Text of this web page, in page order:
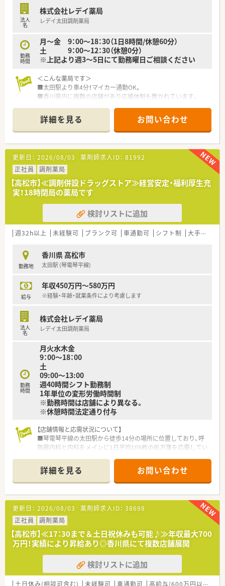
■会社が指定するe-ラーニングの受講費用は全額負担するなど、
スタッフのスキルアップを積極的に支援します。
■地域支援体制加算を取得しており、地域住民の健康を多角的に
法人
名
株式会社レデイ薬局
レデイ太田調剤薬局
勤務
時間
月～金 9：00～18：30（1日8時間/休憩60分）
土 9：00～12：30（休憩0分）
※上記より週3～5日にて勤務曜日ご相談ください
＜こんな薬局です＞
■太田駅より車4分！マイカー通勤OK。
■香川県内に複数の店舗があり応援体制も敷かれています。
方箋応需しています。
■子育て中の方も多く、皆様助け合いながらご勤務されていま
す。
＜業務内容＞
■調剤・投薬・監査等外来処方箋対応をお願いいたします。
■内科、呼吸器科メイン応需。応需処方箋枚数は105枚/日、薬剤
師常勤7名在籍しています。
＜研修制度＞
■ご入職後は実務を通じて一連の業務を習得いただきます。
＜法人特徴＞
調剤薬局を併設している調剤併設型、「フジでのお買い物のつい
したインストア型、そのインストア型の中でも化粧品を専門に扱
うコスメ店など地域のお客様のニーズに合わせた店舗展開をし
ております。
している地域№１のドラッグチェーンです。
今後も更に、ドラッグストアと調剤薬局の併設店を標準型店舗
す。
■愛媛県を中心に四国・中国エリアに228店舗展開しておりま
す。現在約3割が調剤取扱店舗です。
ります。誰もが安心して働ける職場づくりを目指しています。
■地域のお客様と共に取り組む地域支援・社会貢献活動も活発に
行っております。
＜こんな方にもオススメ＞
■福利厚生などがしっかりしている企業で働きたい方
■研修制度を利用してご自身のスキルアップもしていきたい方
等々
詳細を見る お問い合わせ
更新日： 2026/08/03 薬剤師求人ID： 81992
正社員
調剤薬局
【高松市】≪調剤併設ドラッグストア≫経営安定・福利厚生充
実！18時閉局の薬局です
検討リストに追加
週32h以上 未経験可 ブランク可 車通勤可 シフト制 大手チェーン以外
勤務地
香川県 高松市
太田駅 (琴電琴平線)
給与
年収450万円～580万円
※経験・年齢・就業条件により考慮します
法人
名
株式会社レデイ薬局
レデイ太田調剤薬局
勤務
時間
月火水木金
9：00～18：00
土
09:00～13:00
週40時間シフト勤務制
1年単位の変形労働時間制
※勤務時間は店舗により異なる。
※休憩時間法定通り付与
【店舗情報と応需状況について】
■琴電琴平線の太田駅から徒歩14分の場所に位置しており、呼
吸器内科と内科をメインに1日平均109枚の処方箋を応需してい
■月に180から200の広範な医療機関から処方箋が届く面応需の
強みがあり、備蓄品目も2000品目と非常に豊富な薬局です。
■薬剤師は常勤9名にパート2名を加えた11名体制で、事務スタ
ッフ3名と共に活気ある環境で日々の業務に取り組んでいます。
【募集背景と求める人物像について】
■今後のさらなる店舗拡大と体制強化を見据え、周囲と調和を図
りながら「和」を大切にして働ける正社員薬剤師を急募していま
す。
■未経験やブランクがある方でも、苦手なことに対しても前向き
に取り組む姿勢があれば、周囲がしっかりとサポートする環境で
■地域のお客様のニーズに応え、利便性と専門性を追求する姿勢
に共感し、向上心を持って職務に励んでいただける方を求めてい
詳細を見る お問い合わせ
更新日： 2026/08/03 薬剤師求人ID： 38698
正社員
調剤薬局
【高松市】≪17：30まで＆土日祝休みも可能♪≫年収最大700
万円！実績により昇給あり◎香川県にて複数店舗展開
検討リストに追加
土日休み(相談可含む) 未経験可 車通勤可 高給与(600万円以上)